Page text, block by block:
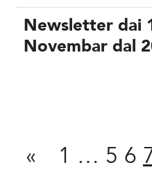
Newsletter dai
Novembar dal
« 1 … 5 6